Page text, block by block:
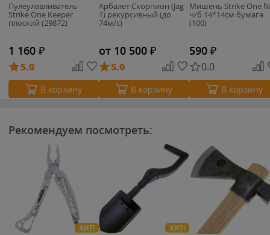
Пулеулавливатель
Strike One Keeper
плоский (29872)
1 160 ₽
5.0
В корзину
Арбалет Скорпион (Jag
1) рекурсивный (до
74м/с)
от 10 500 ₽
5.0
В корзину
Мишень Strike One
ч/б 14*14см бумага
(100)
590 ₽
0.0
В корзину
Рекомендуем посмотреть:
ХИТ! ХИТ!